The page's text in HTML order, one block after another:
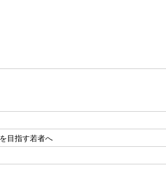
目指す若者へ